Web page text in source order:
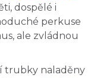
dospělé i
perkuse
ale zvládnou
trubky naladěny